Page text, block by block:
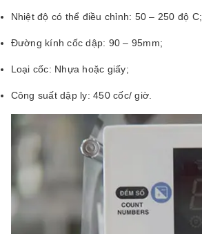
Nhiệt độ có thể điều chỉnh: 50 – 250 độ C;
Đường kính cốc dập: 90 – 95mm;
Loại cốc: Nhựa hoặc giấy;
Công suất dập ly: 450 cốc/ giờ.